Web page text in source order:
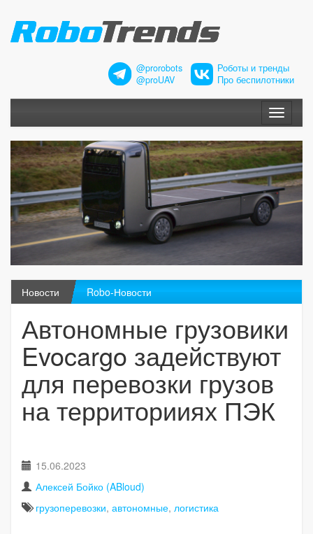
@prorobots
@proUAV
Роботы и тренды
Про беспилотники
Меню
Новости Robo-Новости
Автономные грузовики
Evocargo задействуют
для перевозки грузов
на территорииях ПЭК
15.06.2023
Алексей Бойко (ABloud)
грузоперевозки, автономные, логистика